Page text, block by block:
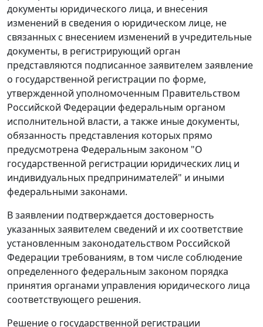
документы юридического лица, и внесения
изменений в сведения о юридическом лице, не
связанных с внесением изменений в учредительные
документы, в регистрирующий орган
представляются подписанное заявителем заявление
о государственной регистрации по форме,
утвержденной уполномоченным Правительством
Российской Федерации федеральным органом
исполнительной власти, а также иные документы,
обязанность представления которых прямо
предусмотрена Федеральным законом "О
государственной регистрации юридических лиц и
индивидуальных предпринимателей" и иными
федеральными законами.
В заявлении подтверждается достоверность
указанных заявителем сведений и их соответствие
установленным законодательством Российской
Федерации требованиям, в том числе соблюдение
определенного федеральным законом порядка
принятия органами управления юридического лица
соответствующего решения.
Решение о государственной регистрации